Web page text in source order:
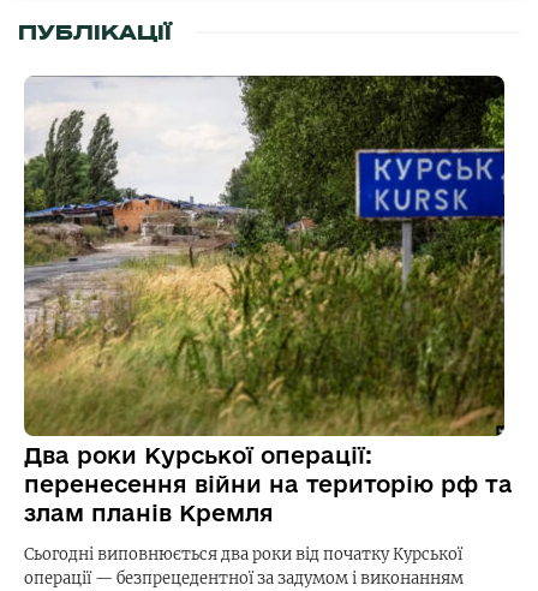
ПУБЛІКАЦІЇ
Два роки Курської операції:
перенесення війни на територію рф та
злам планів Кремля
Сьогодні виповнюється два роки від початку Курської
операції — безпрецедентної за задумом і виконанням